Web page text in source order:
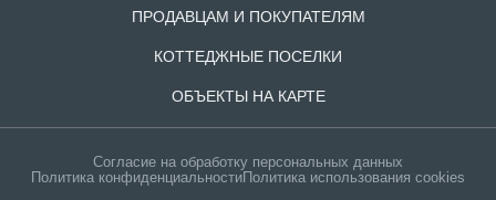
ПРОДАВЦАМ И ПОКУПАТЕЛЯМ
КОТТЕДЖНЫЕ ПОСЕЛКИ
ОБЪЕКТЫ НА КАРТЕ
Согласие на обработку персональных данных
Политика конфиденциальностиПолитика использования cookies